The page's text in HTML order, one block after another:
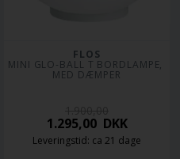
FLOS
MINI GLO-BALL T BORDLAMPE,
MED DÆMPER
1.295,00DKK
Leveringstid: ca 21 dage